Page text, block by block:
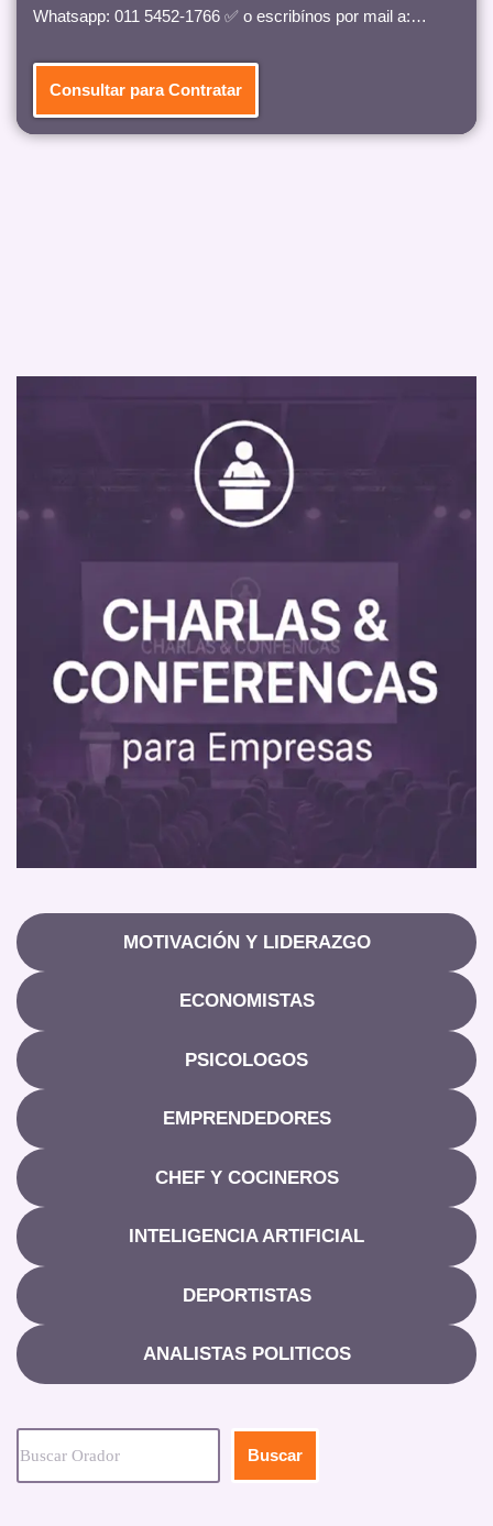
Whatsapp: 011 5452-1766 ✅ o escribínos por mail a:…
Consultar para Contratar
MOTIVACIÓN Y LIDERAZGO
ECONOMISTAS
PSICOLOGOS
EMPRENDEDORES
CHEF Y COCINEROS
INTELIGENCIA ARTIFICIAL
DEPORTISTAS
ANALISTAS POLITICOS
Buscar